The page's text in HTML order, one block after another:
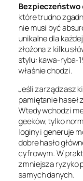
Bezpieczeństwo
które trudno
nie musi być
unikalne dla
złożona z kilku
stylu: kawa-ryba-
właśnie chodzi.
Jeśli zarządzasz
pamiętanie haseł
Wtedy wchodzi
geeków, tylko
loginy i generuje
dobre hasło
cyfrowym. W
zmniejsza ryzyko
samych danych.